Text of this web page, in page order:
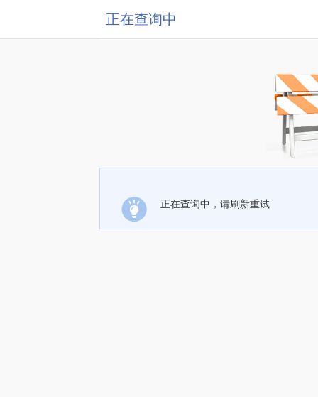
正在查询中
正在查询中，请刷新重试